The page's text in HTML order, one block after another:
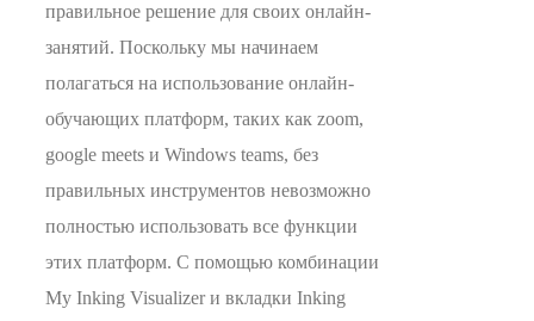
правильное решение для своих онлайн-
занятий. Поскольку мы начинаем
полагаться на использование онлайн-
обучающих платформ, таких как zoom,
google meets и Windows teams, без
правильных инструментов невозможно
полностью использовать все функции
этих платформ. С помощью комбинации
My Inking Visualizer и вкладки Inking